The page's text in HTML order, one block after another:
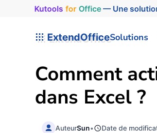
Kutools for Office— Une
ExtendOfficeSolutions
Comment
dans Excel ?
AuteurSun• Date de